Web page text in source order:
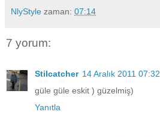
NlyStyle zaman: 07:14
7 yorum:
Stilcatcher 14 Aralık 2011 07:32
güle güle eskit ) güzelmiş)
Yanıtla